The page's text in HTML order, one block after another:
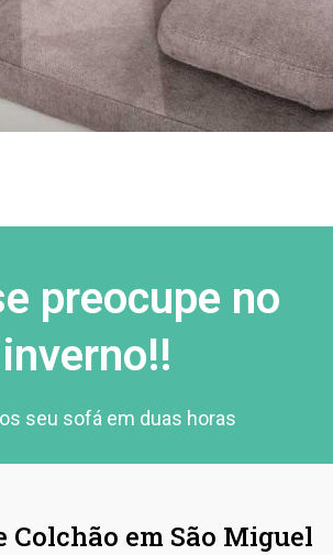
preocupe no
inverno!!
seu sofá em duas horas
Colchão em São Miguel